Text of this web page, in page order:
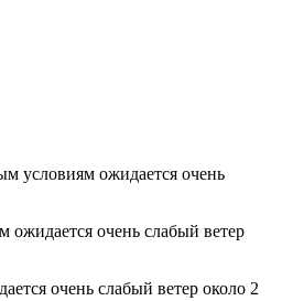
условиям ожидается очень
ожидается очень слабый ветер
очень слабый ветер около 2